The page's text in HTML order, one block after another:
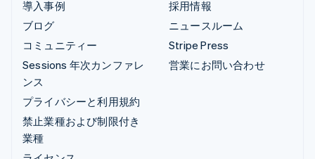
導入事例
ブログ
コミュニティー
Sessions 年次カンファレ
ンス
プライバシーと利用規約
禁止業種および制限付き
業種
採用情報
ニュースルーム
Stripe Press
営業にお問い合わせ